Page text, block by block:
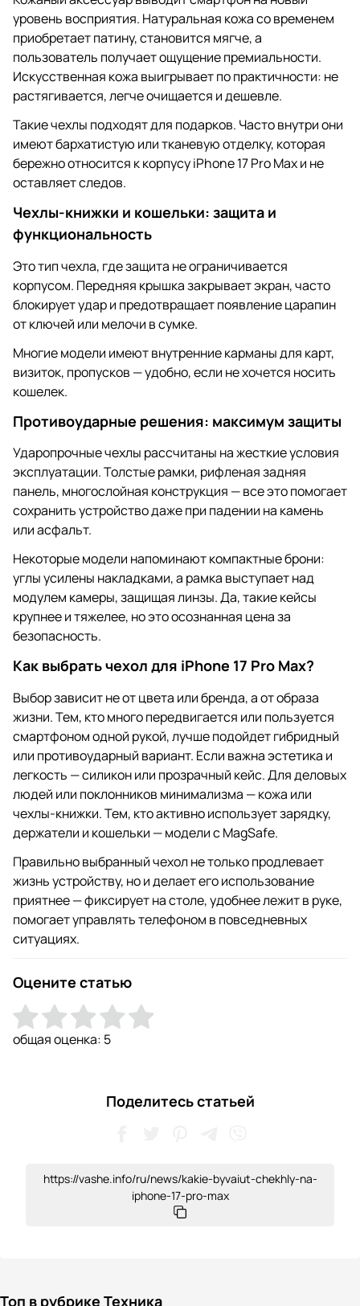
уровень восприятия. Натуральная кожа со временем
приобретает патину, становится мягче, а
пользователь получает ощущение премиальности.
Искусственная кожа выигрывает по практичности: не
растягивается, легче очищается и дешевле.
Такие чехлы подходят для подарков. Часто внутри они
имеют бархатистую или тканевую отделку, которая
бережно относится к корпусу iPhone 17 Pro Max и не
оставляет следов.
Чехлы-книжки и кошельки: защита и
функциональность
Это тип чехла, где защита не ограничивается
корпусом. Передняя крышка закрывает экран, часто
блокирует удар и предотвращает появление царапин
от ключей или мелочи в сумке.
Многие модели имеют внутренние карманы для карт,
визиток, пропусков — удобно, если не хочется носить
кошелек.
Противоударные решения: максимум защиты
Ударопрочные чехлы рассчитаны на жесткие условия
эксплуатации. Толстые рамки, рифленая задняя
панель, многослойная конструкция — все это помогает
сохранить устройство даже при падении на камень
или асфальт.
Некоторые модели напоминают компактные брони:
углы усилены накладками, а рамка выступает над
модулем камеры, защищая линзы. Да, такие кейсы
крупнее и тяжелее, но это осознанная цена за
безопасность.
Как выбрать чехол для iPhone 17 Pro Max?
Выбор зависит не от цвета или бренда, а от образа
жизни. Тем, кто много передвигается или пользуется
смартфоном одной рукой, лучше подойдет гибридный
или противоударный вариант. Если важна эстетика и
легкость — силикон или прозрачный кейс. Для деловых
людей или поклонников минимализма — кожа или
чехлы-книжки. Тем, кто активно использует зарядку,
держатели и кошельки — модели с MagSafe.
Правильно выбранный чехол не только продлевает
жизнь устройству, но и делает его использование
приятнее — фиксирует на столе, удобнее лежит в руке,
помогает управлять телефоном в повседневных
ситуациях.
Оцените статью
общая оценка: 5
Поделитесь статьей
https://vashe.info/ru/news/kakie-byvaiut-chekhly-na-
iphone-17-pro-max
Топ в рубрике Техника